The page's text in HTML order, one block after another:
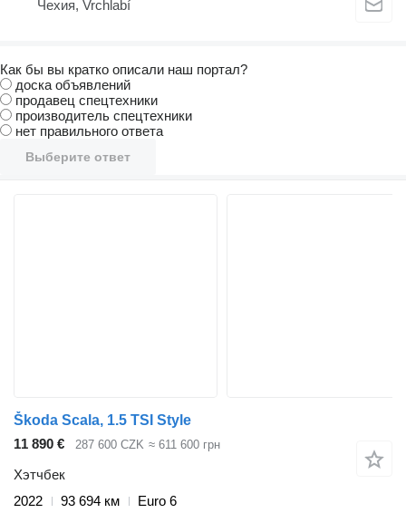
Чехия, Vrchlabí
Как бы вы кратко описали наш портал?
доска объявлений
продавец спецтехники
производитель спецтехники
нет правильного ответа
Выберите ответ
Škoda Scala, 1.5 TSI Style
11 890 €
287 600 CZK ≈ 611 600 грн
Хэтчбек
2022
93 694 км
Euro 6